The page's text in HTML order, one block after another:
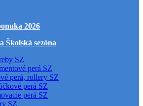
2026
Školská sezóna
SZ
perá SZ
perá, rollery SZ
perá SZ
perá SZ
SZ